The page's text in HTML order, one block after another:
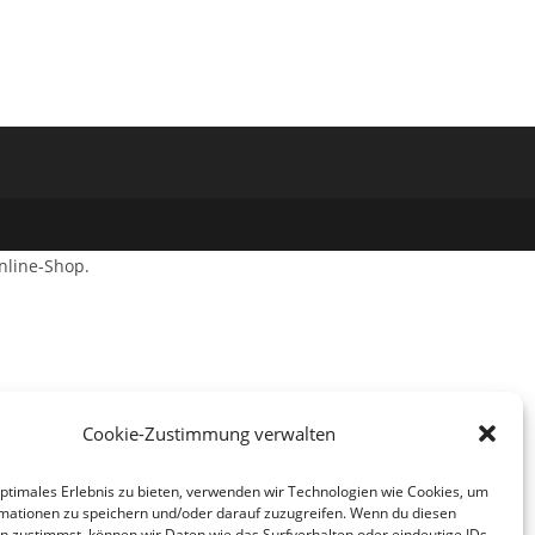
Cookie-Zustimmung verwalten
Erlebnis zu bieten, verwenden wir Technologien wie Cookies, um
zu speichern und/oder darauf zuzugreifen. Wenn du diesen
Shop.